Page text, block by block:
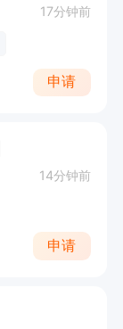
17分钟前
申请
14分钟前
申请